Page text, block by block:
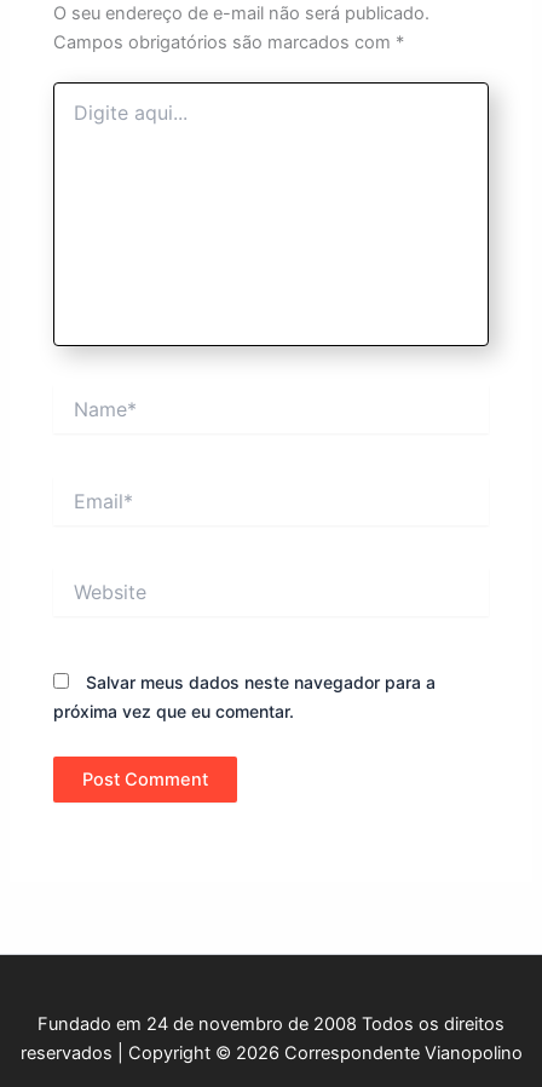
O seu endereço de e-mail não será publicado.
Campos obrigatórios são marcados com *
Digite
aqui...
Salvar meus dados neste navegador para a
próxima vez que eu comentar.
Fundado em 24 de novembro de 2008 Todos os direitos
reservados | Copyright © 2026 Correspondente Vianopolino